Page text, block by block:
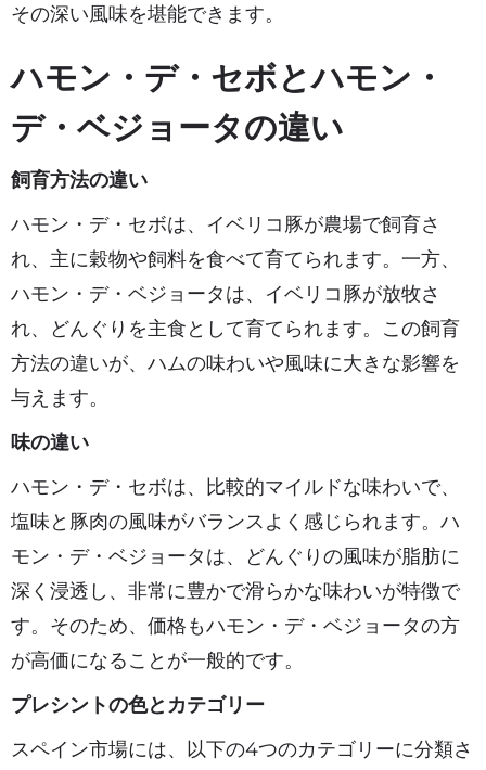
その深い風味を堪能できます。
ハモン・デ・セボとハモン・
デ・ベジョータの違い
飼育方法の違い
ハモン・デ・セボは、イベリコ豚が農場で飼育さ
れ、主に穀物や飼料を食べて育てられます。一方、
ハモン・デ・ベジョータは、イベリコ豚が放牧さ
れ、どんぐりを主食として育てられます。この飼育
方法の違いが、ハムの味わいや風味に大きな影響を
与えます。
味の違い
ハモン・デ・セボは、比較的マイルドな味わいで、
塩味と豚肉の風味がバランスよく感じられます。ハ
モン・デ・ベジョータは、どんぐりの風味が脂肪に
深く浸透し、非常に豊かで滑らかな味わいが特徴で
す。そのため、価格もハモン・デ・ベジョータの方
が高価になることが一般的です。
プレシントの色とカテゴリー
スペイン市場には、以下の4つのカテゴリーに分類さ